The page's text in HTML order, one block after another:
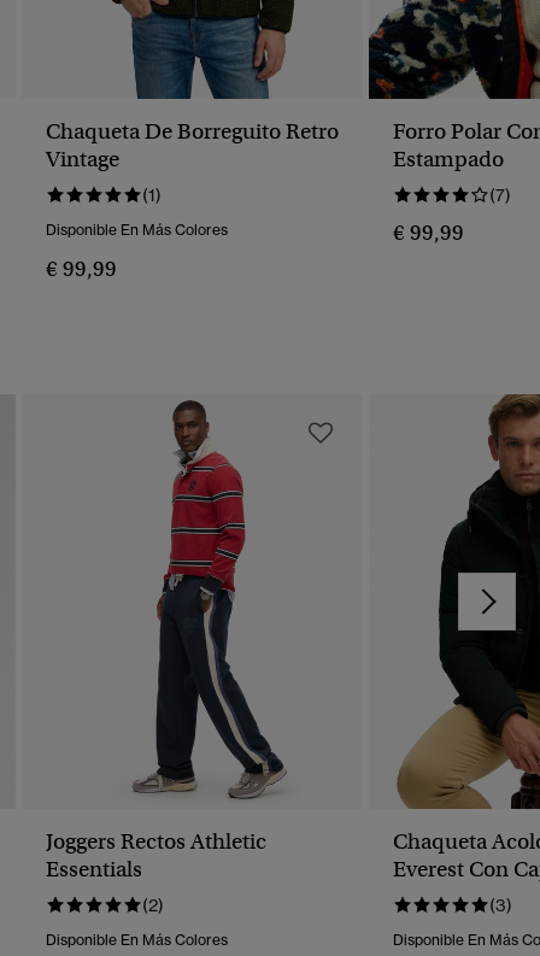
Chaqueta De Borreguito Retro
Vintage
(1)
Disponible En Más Colores
€ 99,99
Forro Polar
Estampado
(7)
€ 99,99
Joggers Rectos Athletic
Essentials
(2)
Disponible En Más Colores
Chaqueta
Everest Con
(3)
Disponible En Más